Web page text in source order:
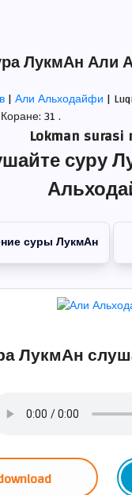
ЛукмАн Али
|Али Альходайфи |
31 .
Lokman surasi
суру
суры ЛукмАн
ЛукмАн